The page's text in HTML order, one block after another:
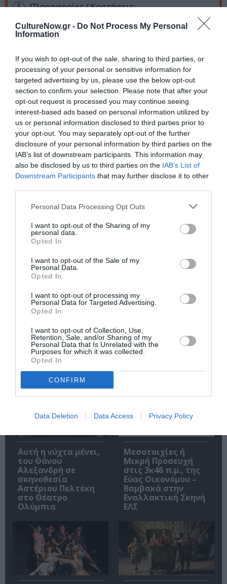
CultureNow.gr - Do Not Process My Personal
Information
If you wish to opt-out of the sale, sharing to third parties, or
processing of your personal or sensitive information for
targeted advertising by us, please use the below opt-out
section to confirm your selection. Please note that after your
opt-out request is processed you may continue seeing
interest-based ads based on personal information utilized by
us or personal information disclosed to third parties prior to
your opt-out. You may separately opt-out of the further
disclosure of your personal information by third parties on the
IAB’s list of downstream participants. This information may
also be disclosed by us to third parties on the IAB’s List of
Downstream Participants that may further disclose it to other
Personal Data Processing Opt Outs
I want to opt-out of the Sharing of my
personal data.
Opted In
I want to opt-out of the Sale of my
Personal Data.
Opted In
I want to opt-out of processing my
Personal Data for Targeted Advertising.
Opted In
I want to opt-out of Collection, Use,
Retention, Sale, and/or Sharing of my
Personal Data that Is Unrelated with the
Purposes for which it was collected.
Opted In
CONFIRM
Data Deletion Data Access Privacy Policy
Πληροφορίες / Κρατήσεις:
Τηλ. 210 8818906 |dromostheatre.gr
μάθετε πρώτοι όλες τις ειδήσεις
Δείτε όλα τατελευταία νέα για την Τέχνη και τον
Πολιτισμό στο Culturenow.gr
Νέοι Διαγωνισμοί❯
Tags
ΠΕΙΡΑΜΑΤΙΚΟ - MULTI SHOWS - PERFORMANCE
Κάθε βδομάδα στο e-mail σας τα τελευταία νέα για
την Τέχνη και τον Πολιτισμό!
Ακολουθήστε το Culturenow.gr
Αυτή η νύχτα μένει,
του Θάνου
Αλεξανδρή σε
σκηνοθεσία
Αστέριου Πελτέκη
στο Θέατρο
Ολύμπια
Μεσοτοιχίες ή
Μικρή Προσευχή
στις 3κ46 π.μ., της
Εύας Οικονόμου –
Βαμβακά στην
Εναλλακτική Σκηνή
ΕΛΣ